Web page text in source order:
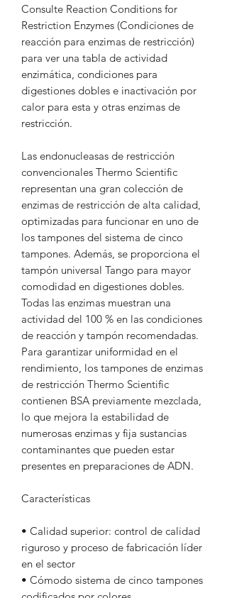
Consulte Reaction Conditions for
Restriction Enzymes (Condiciones de
reacción para enzimas de restricción)
para ver una tabla de actividad
enzimática, condiciones para
digestiones dobles e inactivación por
calor para esta y otras enzimas de
restricción.
Las endonucleasas de restricción
convencionales Thermo Scientific
representan una gran colección de
enzimas de restricción de alta calidad,
optimizadas para funcionar en uno de
los tampones del sistema de cinco
tampones. Además, se proporciona el
tampón universal Tango para mayor
comodidad en digestiones dobles.
Todas las enzimas muestran una
actividad del 100 % en las condiciones
de reacción y tampón recomendadas.
Para garantizar uniformidad en el
rendimiento, los tampones de enzimas
de restricción Thermo Scientific
contienen BSA previamente mezclada,
lo que mejora la estabilidad de
numerosas enzimas y fija sustancias
contaminantes que pueden estar
presentes en preparaciones de ADN.
Características
• Calidad superior: control de calidad
riguroso y proceso de fabricación líder
en el sector
• Cómodo sistema de cinco tampones